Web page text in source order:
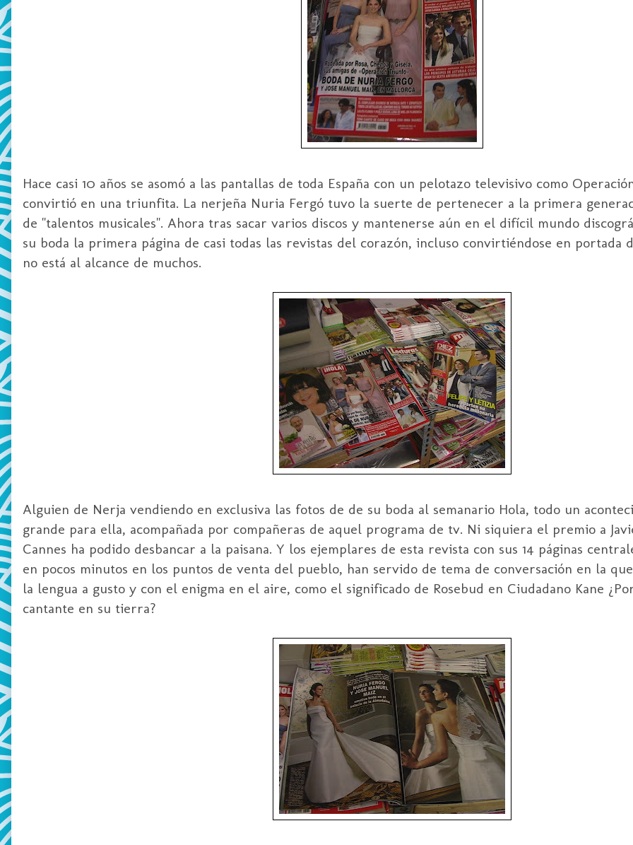
Hace casi 10 años se asomó a las pantallas de toda España con un pelotazo televisivo como
convirtió en una triunfita. La nerjeña Nuria Fergó tuvo la suerte de pertenecer a la primera
de "talentos musicales". Ahora tras sacar varios discos y mantenerse aún en el difícil mundo
su boda la primera página de casi todas las revistas del corazón, incluso convirtiéndose en portada
no está al alcance de muchos.
Alguien de Nerja vendiendo en exclusiva las fotos de de su boda al semanario Hola, todo un
grande para ella, acompañada por compañeras de aquel programa de tv. Ni siquiera el premio a
Cannes ha podido desbancar a la paisana. Y los ejemplares de esta revista con sus 14 páginas
en pocos minutos en los puntos de venta del pueblo, han servido de tema de conversación en la
la lengua a gusto y con el enigma en el aire, como el significado de Rosebud en Ciudadano Kane
cantante en su tierra?